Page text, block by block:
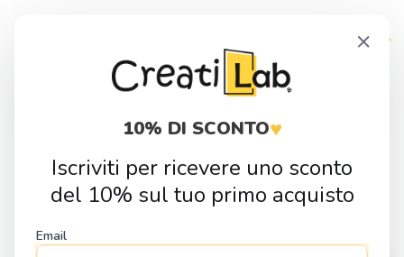
Home Fai da Te Sagome in Legno Nascita
Sagoma in legno
Albero della Vita
×
10% DI SCONTO♥
Iscriviti per ricevere uno sconto
del 10% sul tuo primo acquisto
Email